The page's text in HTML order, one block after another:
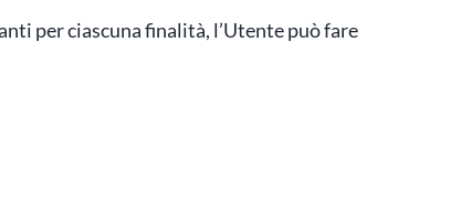
per ciascuna finalità, l’Utente può fare